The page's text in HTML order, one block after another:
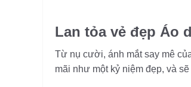
Lan tỏa vẻ đẹp Áo
Từ nụ cười, ánh mắt say mê
mãi như một kỷ niệm đẹp, và